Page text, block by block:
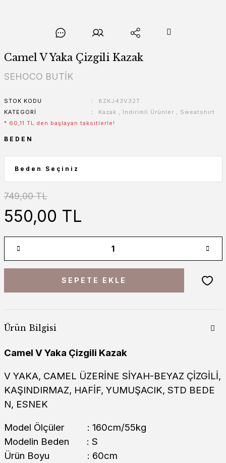
Camel V Yaka Çizgili Kazak
SEHOCO BUTİK
STOK KODU
8ZKJ43V32T
KATEGORI
Kazak İndirimli Ürünler
Sweatshirt
* 60,11 TL den başlayan taksitlerle!
BEDEN
749,00 TL
550,00 TL
SEPETE EKLE
Ürün Bilgisi
Camel V Yaka Çizgili Kazak
V YAKA, CAMEL ÜZERİNE SİYAH-BEYAZ ÇİZGİLİ,
KAŞINDIRMAZ, HAFİF, YUMUŞACIK, STD BEDE
N, ESNEK
Model Ölçüler : 160cm/55kg
Modelin Beden : S
Ürün Boyu : 60cm